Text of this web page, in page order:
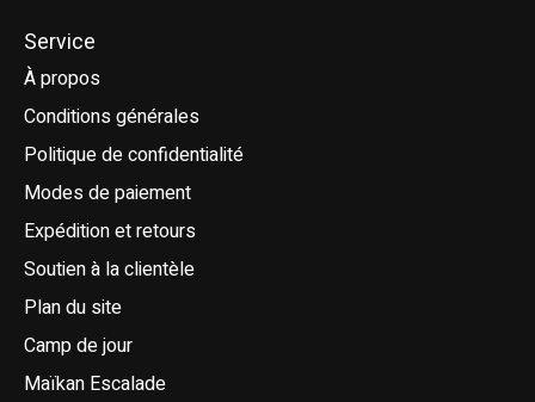
Service
À propos
Conditions générales
Politique de confidentialité
Modes de paiement
Expédition et retours
Soutien à la clientèle
Plan du site
Camp de jour
Maïkan Escalade